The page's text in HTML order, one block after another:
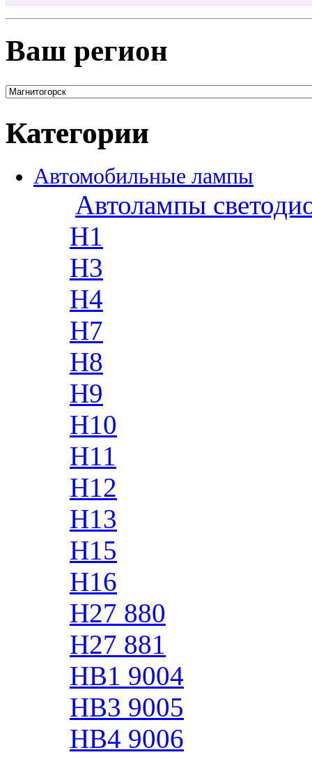
Ваш регион
Категории
Автомобильные лампы
Автолампы
H1
H3
H4
H7
H8
H9
H10
H11
H12
H13
H15
H16
H27 880
H27 881
HB1 9004
HB3 9005
HB4 9006